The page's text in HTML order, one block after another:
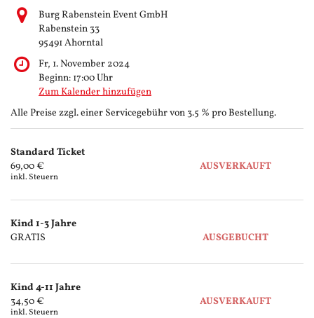
Burg Rabenstein Event GmbH
Rabenstein 33
95491 Ahorntal
Fr, 1. November 2024
Beginn: 17:00Uhr
Zum Kalender hinzufügen
Alle Preise zzgl. einer Servicegebühr von 3.5 % pro Bestellung.
Produkte
Unkategorisierte
Produkte
Standard Ticket
69,00 €
inkl. Steuern
AUSVERKAUFT
Kind 1-3 Jahre
GRATIS
AUSGEBUCHT
Kind 4-11 Jahre
34,50 €
inkl. Steuern
AUSVERKAUFT